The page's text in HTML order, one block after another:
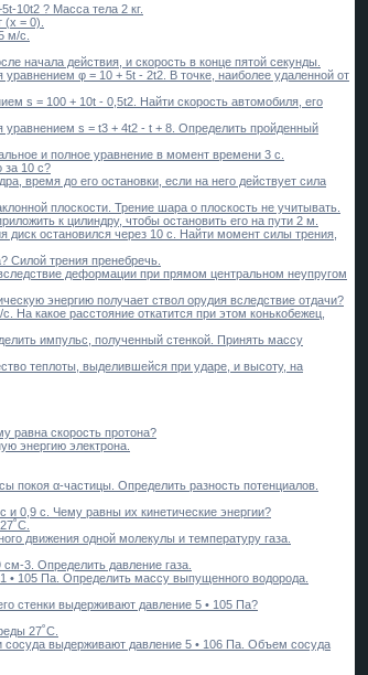
10t2 ? Масса тела 2 кг.
= 0).
м/с.
начала действия, и скорость в конце пятой секунды.
φ = 10 + 5t - 2t2. В точке, наиболее удаленной от
s = 100 + 10t - 0,5t2. Найти скорость автомобиля, его
уравнением s = t3 + 4t2 - t + 8. Определить пройденный
и полное уравнение в момент времени 3 с.
за 10 с?
время до его остановки, если на него действует сила
плоскости. Трение шара о плоскость не учитывать.
к цилиндру, чтобы остановить его на пути 2 м.
остановился через 10 с. Найти момент силы трения,
Силой трения пренебречь.
деформации при прямом центральном неупругом
энергию получает ствол орудия вследствие отдачи?
На какое расстояние откатится при этом конькобежец,
импульс, полученный стенкой. Принять массу
теплоты, выделившейся при ударе, и высоту, на
равна скорость протона?
энергию электрона.
покоя α-частицы. Определить разность потенциалов.
и 0,9 с. Чему равны их кинетические энергии?
движения одной молекулы и температуру газа.
3. Определить давление газа.
• 105 Па. Определить массу выпущенного водорода.
стенки выдерживают давление 5 • 105 Па?
27˚С.
сосуда выдерживают давление 5 • 106 Па. Объем сосуда